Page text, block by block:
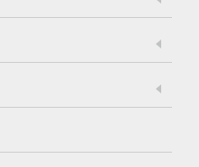
リー
動物実験をしない
Kids
Oral care（オーラルケア）
定期便）